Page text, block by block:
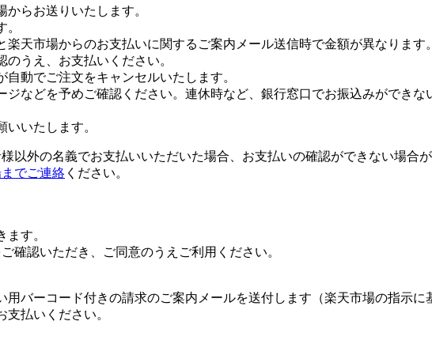
らお送りいたします。
天市場からのお支払いに関するご案内メール送信時で金額が異なります。
うえ、お支払いください。
動でご注文をキャンセルいたします。
などを予めご確認ください。連休時など、銀行窓口でお振込みができな
いたします。
外の名義でお支払いいただいた場合、お支払いの確認ができない場合が
でご連絡 ください。
ます。
ご確認いただき、ご同意のうえご利用ください。
バーコード付きの請求のご案内メールを送付します（楽天市場の指示に
払いください。